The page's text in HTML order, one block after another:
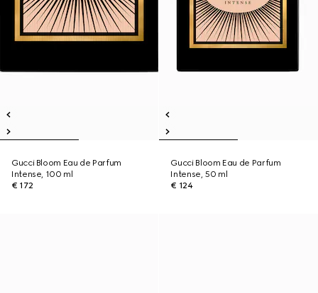
Gucci Bloom Eau de Parfum
Intense, 100 ml
€ 172
Gucci Bloom Eau de Parfum
Intense, 50 ml
€ 124